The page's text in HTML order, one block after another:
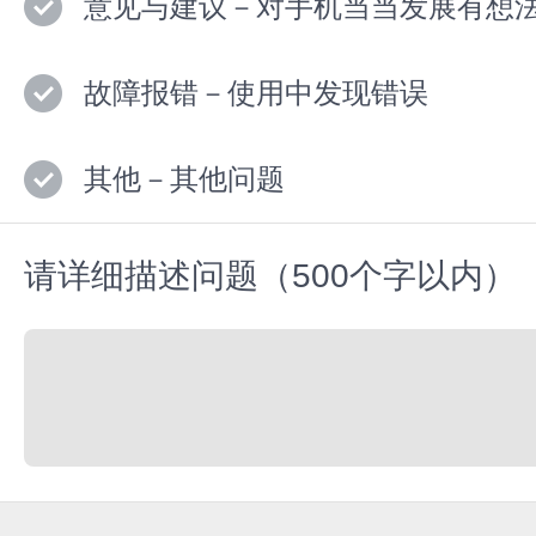
意见与建议－对手机当当发展有想
故障报错－使用中发现错误
其他－其他问题
请详细描述问题（500个字以内）